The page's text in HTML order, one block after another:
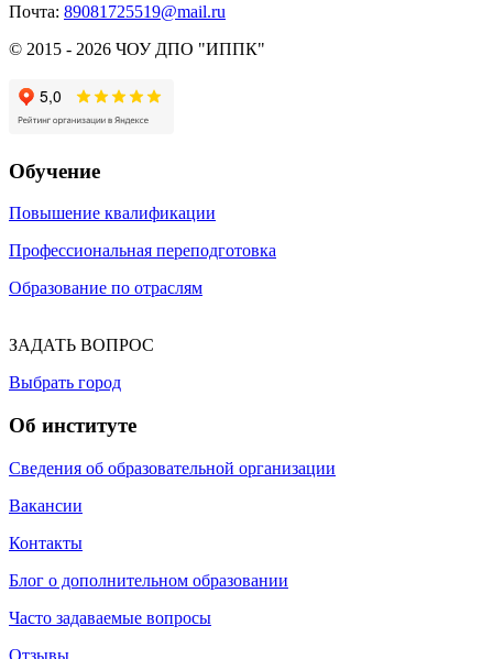
Почта: 89081725519@mail.ru
© 2015 - 2026 ЧОУ ДПО "ИППК"
Обучение
Повышение квалификации
Профессиональная переподготовка
Образование по отраслям
ЗАДАТЬ ВОПРОС
Выбрать город
Об институте
Сведения об образовательной организации
Вакансии
Контакты
Блог о дополнительном образовании
Часто задаваемые вопросы
Отзывы